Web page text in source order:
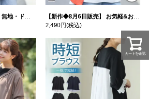
イズの通販ならハッピーマリリン
【新作◆8月6日販売】 お気軽&お手軽 選べるデザイン 接触冷感 レイヤード風 コットン トップス | 大きいサイズの通販ならハッピーマリリン
2,490円(税込)
カートを確認